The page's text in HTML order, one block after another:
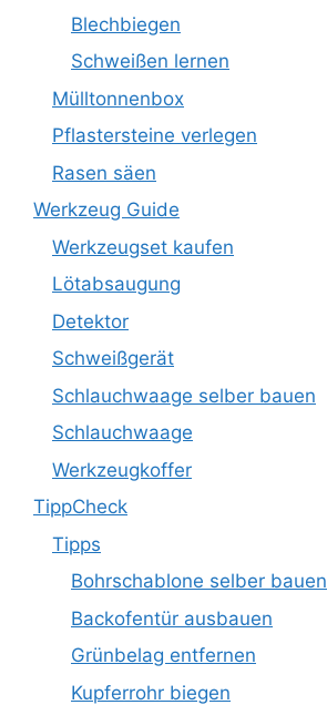
Blechbiegen
Schweißen lernen
Mülltonnenbox
Pflastersteine verlegen
Rasen säen
Werkzeug Guide
Werkzeugset kaufen
Lötabsaugung
Detektor
Schweißgerät
Schlauchwaage selber bauen
Schlauchwaage
Werkzeugkoffer
TippCheck
Tipps
Bohrschablone selber bauen
Backofentür ausbauen
Grünbelag entfernen
Kupferrohr biegen